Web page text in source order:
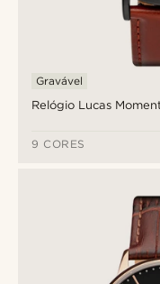
Relógio Lucas
Gravável
9 CORES